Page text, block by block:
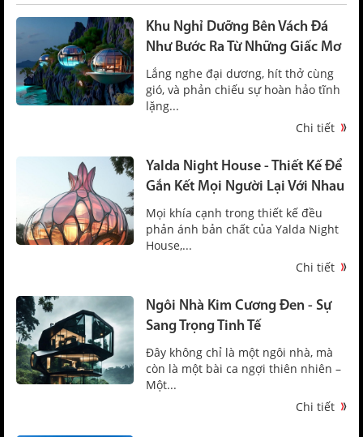
Khu Nghỉ Dưỡng Bên Vách Đá
Như Bước Ra Từ Những Giấc Mơ
Lắng nghe đại dương, hít thở cùng
gió, và phản chiếu sự hoàn hảo tĩnh
lặng...
Chi tiết
Yalda Night House - Thiết Kế Để
Gắn Kết Mọi Người Lại Với Nhau
Mọi khía cạnh trong thiết kế đều
phản ánh bản chất của Yalda Night
House,...
Chi tiết
Ngôi Nhà Kim Cương Đen - Sự
Sang Trọng Tinh Tế
Đây không chỉ là một ngôi nhà, mà
còn là một bài ca ngợi thiên nhiên –
Một...
Chi tiết